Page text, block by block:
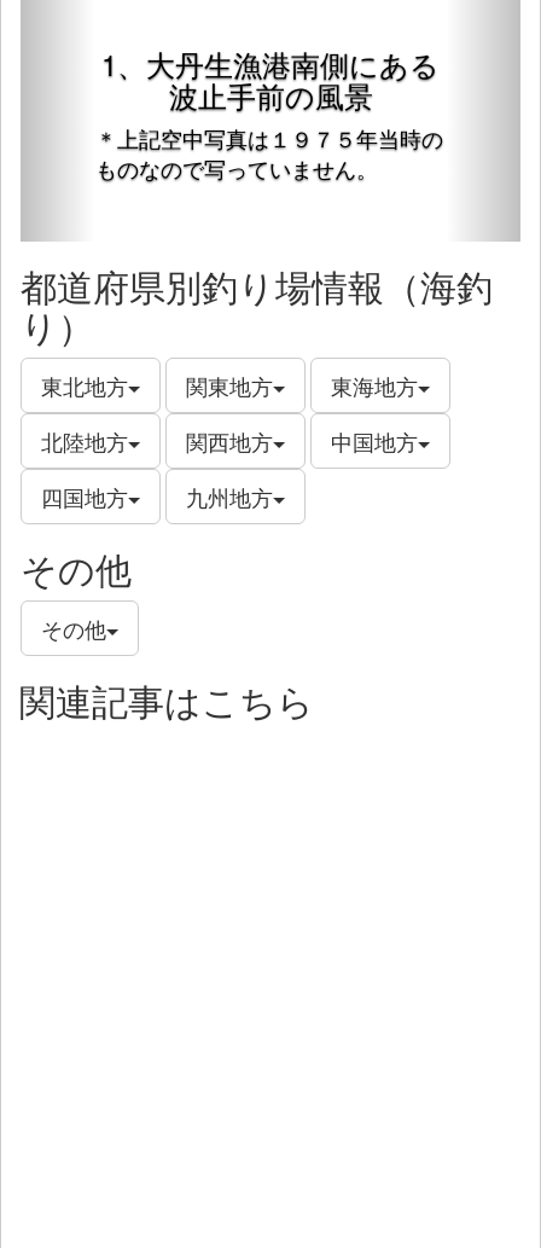
1、大丹生漁港南側にある
波止手前の風景
＊上記空中写真は１９７５年当時の
ものなので写っていません。
都道府県別釣り場情報（海釣
り）
東北地方 関東地方
東海地方
北陸地方
関西地方
中国地方
四国地方
九州地方
その他
その他
関連記事はこちら